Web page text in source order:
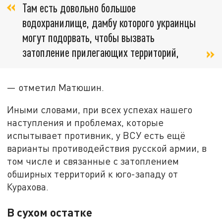
Там есть довольно большое
водохранилище, дамбу которого украинцы
могут подорвать, чтобы вызвать
затопление прилегающих территорий,
— отметил Матюшин.
Иными словами, при всех успехах нашего
наступления и проблемах, которые
испытывает противник, у ВСУ есть ещё
варианты противодействия русской армии, в
том числе и связанные с затоплением
обширных территорий к юго-западу от
Курахова.
В сухом остатке